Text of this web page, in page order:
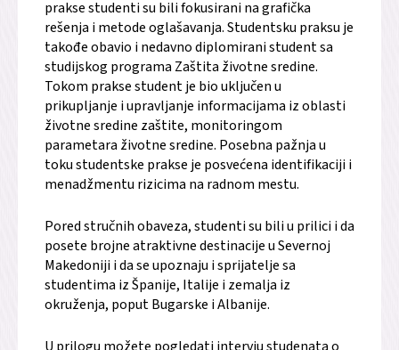
prakse studenti su bili fokusirani na grafička
rešenja i metode oglašavanja. Studentsku praksu je
takođe obavio i nedavno diplomirani student sa
studijskog programa Zaštita životne sredine.
Tokom prakse student je bio uključen u
prikupljanje i upravljanje informacijama iz oblasti
životne sredine zaštite, monitoringom
parametara životne sredine. Posebna pažnja u
toku studentske prakse je posvećena identifikaciji i
menadžmentu rizicima na radnom mestu.
Pored stručnih obaveza, studenti su bili u prilici i da
posete brojne atraktivne destinacije u Severnoj
Makedoniji i da se upoznaju i sprijatelje sa
studentima iz Španije, Italije i zemalja iz
okruženja, poput Bugarske i Albanije.